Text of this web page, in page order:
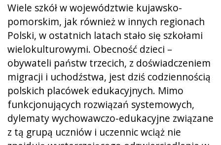
Wiele szkół w województwie kujawsko-
pomorskim, jak również w innych regionach
Polski, w ostatnich latach stało się szkołami
wielokulturowymi. Obecność dzieci –
obywateli państw trzecich, z doświadczeniem
migracji i uchodźstwa, jest dziś codziennością
polskich placówek edukacyjnych. Mimo
funkcjonujących rozwiązań systemowych,
dylematy wychowawczo-edukacyjne związane
z tą grupą uczniów i uczennic wciąż nie